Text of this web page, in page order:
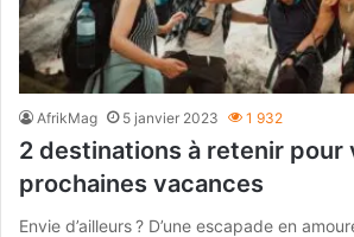
AfrikMag 5 janvier 2023 1 932
2 destinations à retenir pour
prochaines vacances
Envie d’ailleurs ? D’une escapade en